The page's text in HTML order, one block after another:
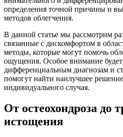
определения точной причины и
методов облегчения.
В данной статье мы рассмотрим
связанные с дискомфортом в
методы, которые могут помочь
ощущения. Особое внимание
дифференциальным диагнозам и
помогут найти наилучшее
индивидуального случая.
От остеохондроза до
истощения